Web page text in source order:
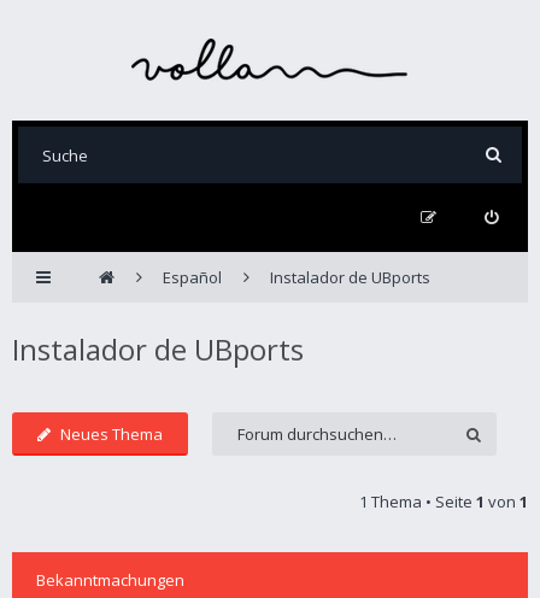
Español Instalador de UBports
Instalador de UBports
Neues Thema
1 Thema • Seite 1 von 1
Bekanntmachungen